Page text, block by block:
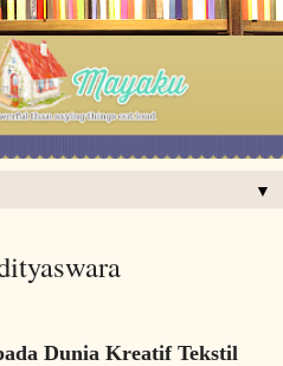
▼
Dunia Kreatif Tekstil